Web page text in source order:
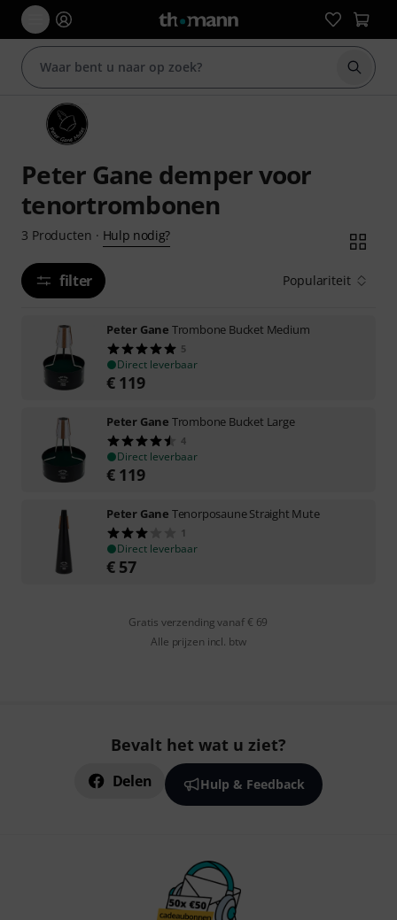
Zoek
Peter Gane demper voor
tenortrombonen
3 Producten · Hulp nodig?
filter Populariteit
Peter Gane Trombone Bucket Medium
5
Direct leverbaar
€ 119
Peter Gane Trombone Bucket Large
4
Direct leverbaar
€ 119
Peter Gane Tenorposaune Straight Mute
1
Direct leverbaar
€ 57
Gratis verzending vanaf € 69
Alle prijzen incl. btw
Bevalt het wat u ziet?
Delen Hulp & Feedback